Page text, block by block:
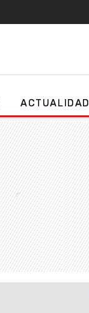
ACTUALIDAD